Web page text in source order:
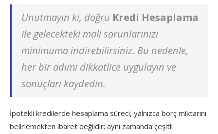
Unutmayın ki, doğru Kredi Hesaplama
ile gelecekteki mali sorunlarınızı
minimuma indirebilirsiniz. Bu nedenle,
her bir adımı dikkatlice uygulayın ve
sonuçları kaydedin.
İpotekli kredilerde hesaplama süreci, yalnızca borç miktarını
belirlemekten ibaret değildir; aynı zamanda çeşitli